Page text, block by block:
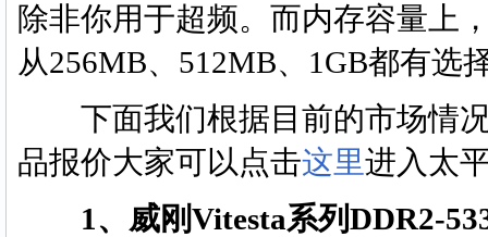
除非你用于超频。而内存容量上
从256MB、512MB、1GB都有选
下面我们根据目前的市场情况
品报价大家可以点击这里进入太
1、威刚Vitesta系列DDR2-